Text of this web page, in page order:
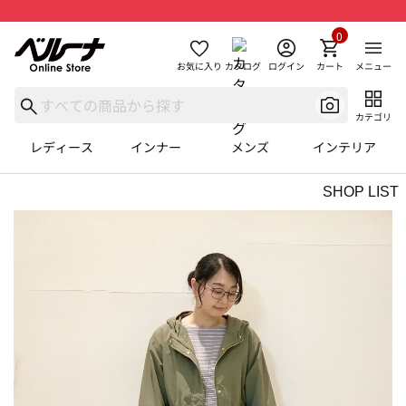
お気に入り カタログ ログイン カート
0
メニュー
カテゴリ
レディース インナー メンズ インテリア
SHOP LIST